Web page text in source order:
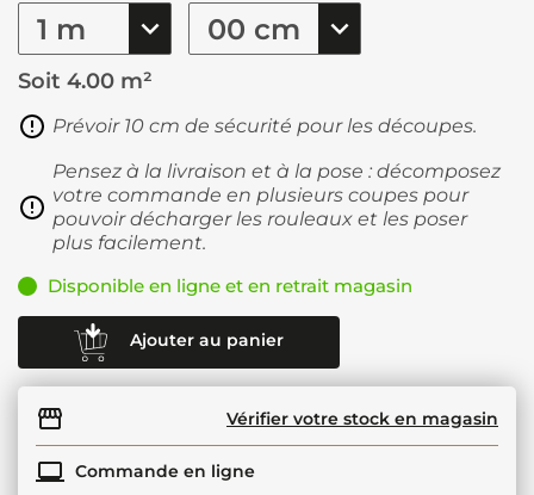
Soit 4.00 m²
Prévoir 10 cm de sécurité pour les découpes.
Pensez à la livraison et à la pose : décomposez
votre commande en plusieurs coupes pour
pouvoir décharger les rouleaux et les poser
plus facilement.
Disponible en ligne et en retrait magasin
Ajouter au panier
Vérifier votre stock en magasin
Commande en ligne